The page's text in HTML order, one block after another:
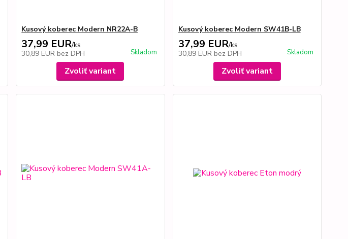
Kusový koberec Modern NR22A-B
37,99 EUR/ks
30,89 EUR bez DPH Skladom
Zvoliť variant
Kusový koberec Modern SW41B-LB
37,99 EUR/ks
30,89 EUR bez DPH Skladom
Zvoliť variant